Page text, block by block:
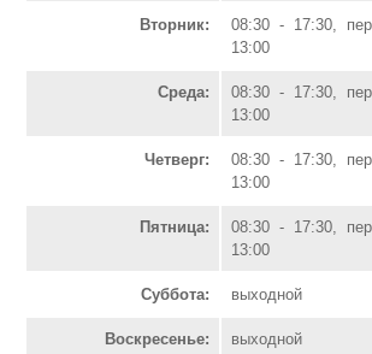
Вторник:
08:30 - 17:30,
13:00
Среда:
08:30 - 17:30,
13:00
Четверг:
08:30 - 17:30,
13:00
Пятница:
08:30 - 17:30,
13:00
Суббота: выходной
Воскресенье: выходной